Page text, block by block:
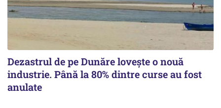
Dezastrul de pe Dunăre lovește o nouă
industrie. Până la 80% dintre curse au fost
anulate